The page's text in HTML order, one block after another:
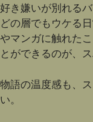
好き嫌いが別れる
どの層でもウケる
やマンガに触れた
とができるのが、
物語の温度感も、
い。